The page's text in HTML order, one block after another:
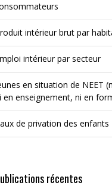
intérieur brut par
intérieur par secteur
en situation de NEET
en enseignement, ni en
de privation des enfants
récentes